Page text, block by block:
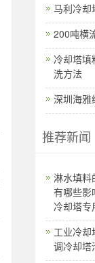
马利冷却
200吨横
冷却塔
洗方法
深圳海雅
推荐新闻
淋水填料
有哪些影
冷却塔专
工业冷却
调冷却塔